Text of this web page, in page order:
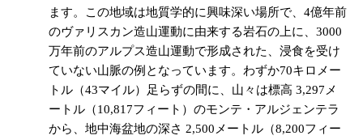
ます。この地域は地質学的に興味深い場所で、4億年前
のヴァリスカン造山運動に由来する岩石の上に、3000
万年前のアルプス造山運動で形成された、浸食を受け
ていない山脈の例となっています。わずか70キロメー
トル（43マイル）足らずの間に、山々は標高 3,297メ
ートル（10,817フィート）のモンテ・アルジェンテラ
から、地中海盆地の深さ 2,500メートル（8,200フィー